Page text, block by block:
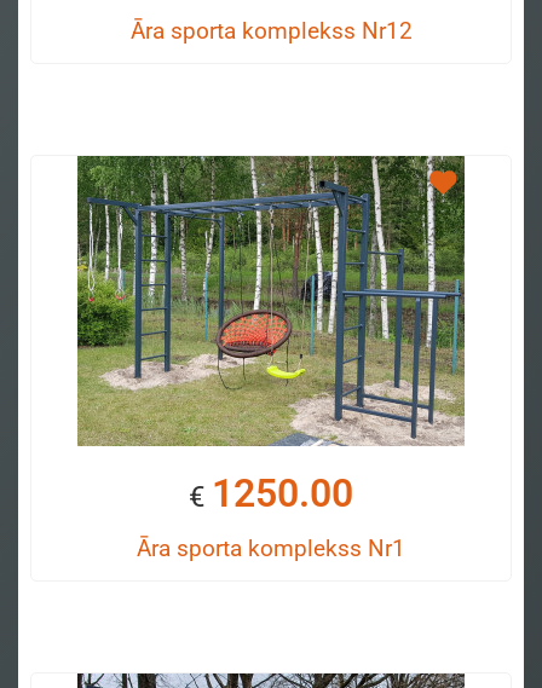
Āra sporta komplekss Nr12
€ 1250.00
Āra sporta komplekss Nr1